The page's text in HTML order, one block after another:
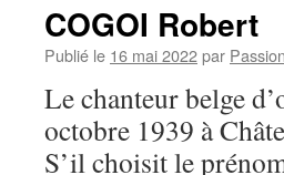
COGOI Robert
Publié le 16 mai 2022par
Le chanteur belge
octobre 1939 à
S’il choisit le